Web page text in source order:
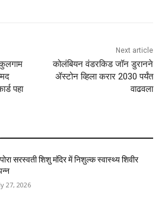
पहा
Next article
कोलंबियन वंडरकिड जॉन डुरानने
ॲस्टोन व्हिला करार 2030 पर्यंत
वाढवला
सरस्वती शिशु मंदिर में निशुल्क स्वास्थ्य शिवीर
27, 2026